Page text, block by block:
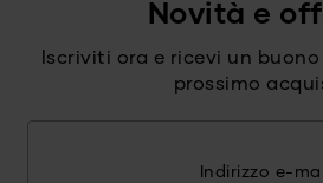
Novità e
Iscriviti ora e ricevi un
prossimo
Indirizzo e-